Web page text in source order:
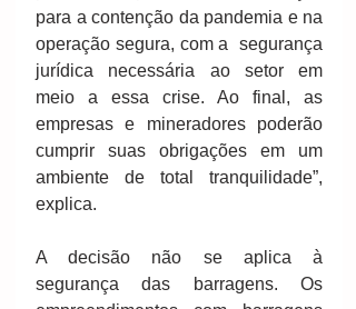
para a contenção da pandemia e na
operação segura, com a  segurança
jurídica necessária ao setor em
meio a essa crise. Ao final, as
empresas e mineradores poderão
cumprir suas obrigações em um
ambiente de total tranquilidade”,
explica.
A decisão não se aplica à
segurança das barragens. Os